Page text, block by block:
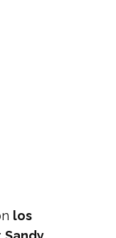
los